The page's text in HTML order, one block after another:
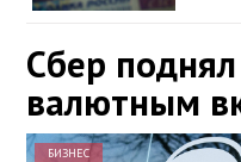
Сбер
валютным
БИЗНЕС